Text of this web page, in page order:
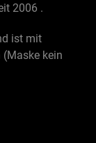
2006 .
ist mit
(Maske kein